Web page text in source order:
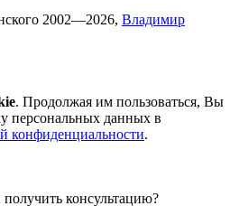
2002—2026, Владимир
. Продолжая им пользоваться, Вы
персональных данных в
конфиденциальности.
консультацию?